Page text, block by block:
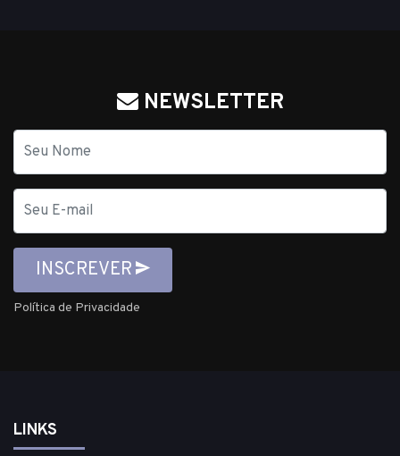
NEWSLETTER
mail
INSCREVER
Política de Privacidade
LINKS